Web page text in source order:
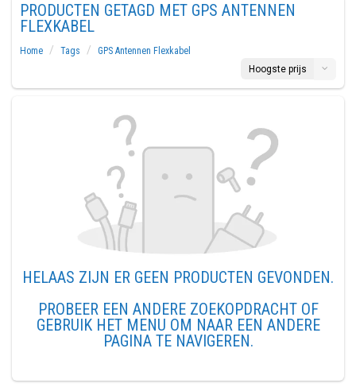
PRODUCTEN GETAGD MET GPS ANTENNEN
FLEXKABEL
Home Tags
GPS Antennen Flexkabel
Hoogste prijs
HELAAS ZIJN ER GEEN PRODUCTEN GEVONDEN.
PROBEER EEN ANDERE ZOEKOPDRACHT OF
GEBRUIK HET MENU OM NAAR EEN ANDERE
PAGINA TE NAVIGEREN.